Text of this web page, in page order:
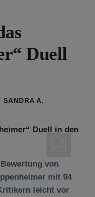
Duell
SANDRA A.
von
mit 94
leicht vor